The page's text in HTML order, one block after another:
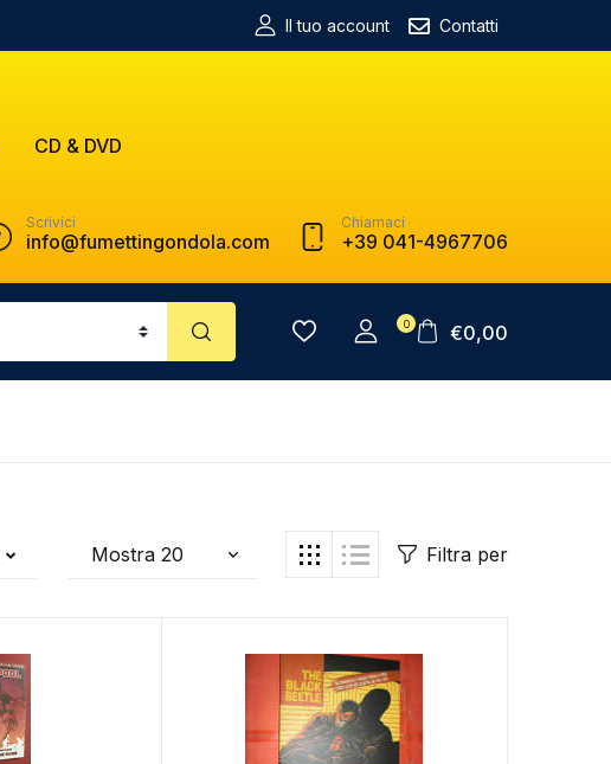
Il tuo account Contatti
CD & DVD
Scrivici
info@fumettingondola.com
Chiamaci
+39 041-4967706
0 €0,00
Filtra per